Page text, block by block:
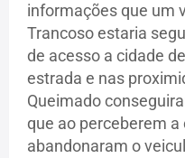
informações que um
Trancoso estaria
de acesso a cidade
estrada e nas
Queimado
que ao perceberem
abandonaram o